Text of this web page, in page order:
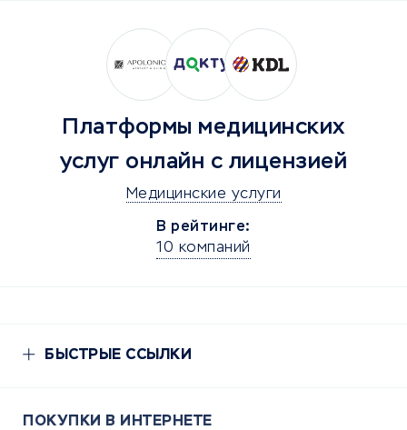
Платформы медицинских
услуг онлайн с лицензией
Медицинские услуги
В рейтинге:
10 компаний
БЫСТРЫЕ ССЫЛКИ
ПОКУПКИ В ИНТЕРНЕТЕ